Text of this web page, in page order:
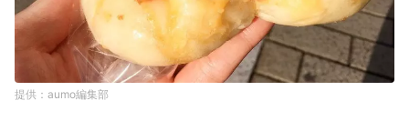
aumo編集部